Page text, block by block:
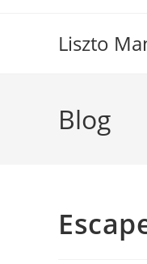
Liszto
Blog